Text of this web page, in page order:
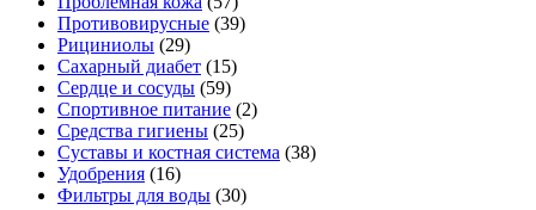
Противовирусные (39)
Рициниолы (29)
Сахарный диабет (15)
Сердце и сосуды (59)
Спортивное питание (2)
Средства гигиены (25)
Суставы и костная система (38)
Удобрения (16)
Фильтры для воды (30)